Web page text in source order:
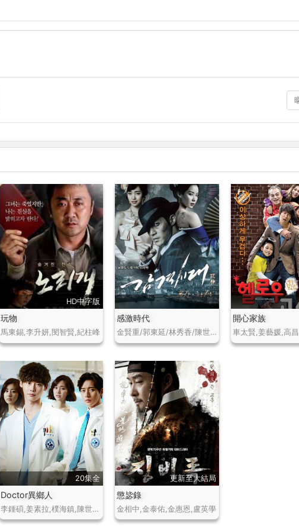
HD中字版
玩物
馬東錫,李升妍,閔智賢,紀柱峰
感激時代
金賢重/郭東延/林秀香/陳世妍/申勝煥/李東熙/趙東赫/金甲洙/尹賢敏/崔日華
開心家族
車太賢,姜藝媛,高
20集全
Doctor異鄉人
李鍾碩,姜素拉,樸海鎮,陳世妍,全國煥,尹寶拉
更新至大結局
懲毖錄
金相中,金泰佑,金惠恩,盧英學